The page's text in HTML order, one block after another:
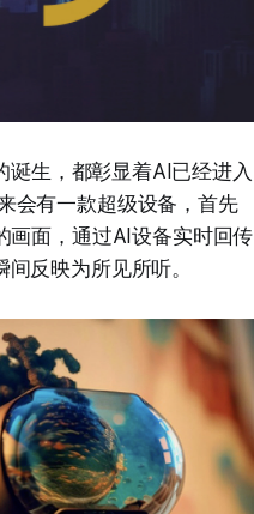
生，都彰显着AI已经进入
会有一款超级设备，首先
画面，通过AI设备实时回传
反映为所见所听。